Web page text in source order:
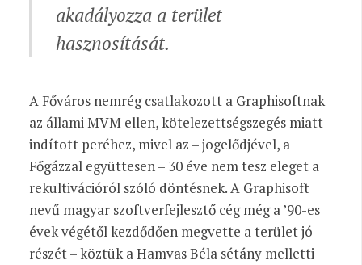
akadályozza a terület
hasznosítását.
A Főváros nemrég csatlakozott a Graphisoftnak
az állami MVM ellen, kötelezettségszegés miatt
indított peréhez, mivel az – jogelődjével, a
Főgázzal együttesen – 30 éve nem tesz eleget a
rekultivációról szóló döntésnek. A Graphisoft
nevű magyar szoftverfejlesztő cég még a ’90-es
évek végétől kezdődően megvette a terület jó
részét – köztük a Hamvas Béla sétány melletti